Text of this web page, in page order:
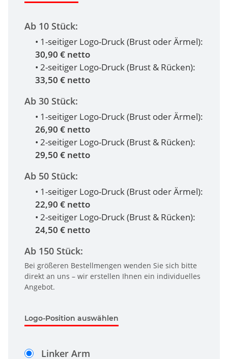
Ab 10 Stück:
• 1-seitiger Logo-Druck (Brust oder Ärmel):
30,90 € netto
• 2-seitiger Logo-Druck (Brust & Rücken):
33,50 € netto
Ab 30 Stück:
• 1-seitiger Logo-Druck (Brust oder Ärmel):
26,90 € netto
• 2-seitiger Logo-Druck (Brust & Rücken):
29,50 € netto
Ab 50 Stück:
• 1-seitiger Logo-Druck (Brust oder Ärmel):
22,90 € netto
• 2-seitiger Logo-Druck (Brust & Rücken):
24,50 € netto
Ab 150 Stück:
Bei größeren Bestellmengen wenden Sie sich bitte
direkt an uns – wir erstellen Ihnen ein individuelles
Angebot.
Logo-Position auswählen
Linker Arm